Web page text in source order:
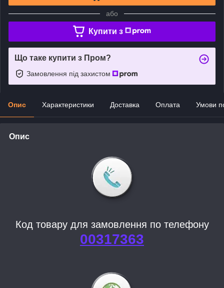
або
Купити з
Що таке купити з Пром?
Замовлення під захистом
Опис Характеристики Доставка Оплата Умови
Опис
Код товару для замовлення по телефону
00317363